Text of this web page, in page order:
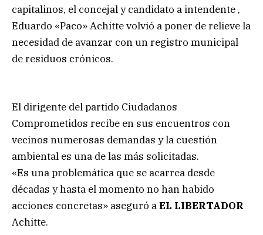
capitalinos, el concejal y candidato a intendente ,
Eduardo «Paco» Achitte volvió a poner de relieve la
necesidad de avanzar con un registro municipal
de residuos crónicos.
El dirigente del partido Ciudadanos
Comprometidos recibe en sus encuentros con
vecinos numerosas demandas y la cuestión
ambiental es una de las más solicitadas.
«Es una problemática que se acarrea desde
décadas y hasta el momento no han habido
acciones concretas» aseguró aEL LIBERTADOR
Achitte.